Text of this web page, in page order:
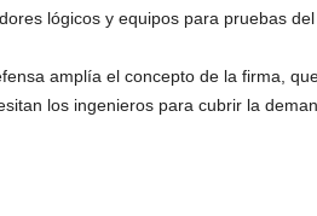
lógicos y equipos para pruebas del
amplía el concepto de la firma,
los ingenieros para cubrir la